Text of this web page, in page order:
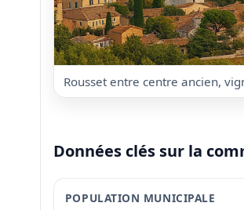
Rousset entre centre ancien,
Données clés sur la
POPULATION MUNICIPALE